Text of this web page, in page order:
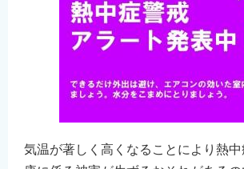
気温が著しく高くなることにより熱